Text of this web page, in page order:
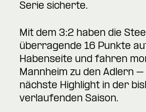
Serie sicherte.
Mit dem 3:2 haben die
überragende 16 Punkte
Habenseite und fahren
Mannheim zu den Adlern
nächste Highlight in der
verlaufenden Saison.